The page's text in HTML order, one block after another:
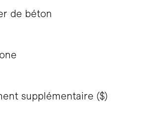
de béton
supplémentaire ($)